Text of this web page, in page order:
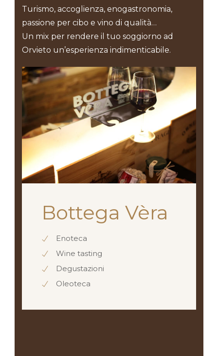
Turismo, accoglienza, enogastronomia,
passione per cibo e vino di qualità…
Un mix per rendere il tuo soggiorno ad
Orvieto un’esperienza indimenticabile.
Bottega Vèra
Enoteca
Wine tasting
Degustazioni
Oleoteca